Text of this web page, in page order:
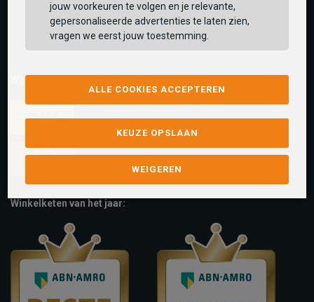
Wij versturen met:
Winkelketen van het jaar:
jouw voorkeuren te volgen en je relevante,
gepersonaliseerde advertenties te laten zien,
vragen we eerst jouw toestemming.
ALLE COOKIES ACCEPTEREN
KEUZE OPSLAAN
WEIGEREN